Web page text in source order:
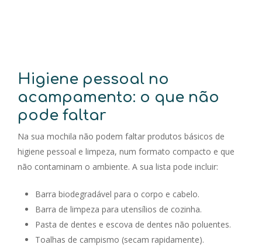
Higiene pessoal no
acampamento: o que não
pode faltar
Na sua mochila não podem faltar produtos básicos de
higiene pessoal e limpeza, num formato compacto e que
não contaminam o ambiente. A sua lista pode incluir:
Barra biodegradável para o corpo e cabelo.
Barra de limpeza para utensílios de cozinha.
Pasta de dentes e escova de dentes não poluentes.
Toalhas de campismo (secam rapidamente).